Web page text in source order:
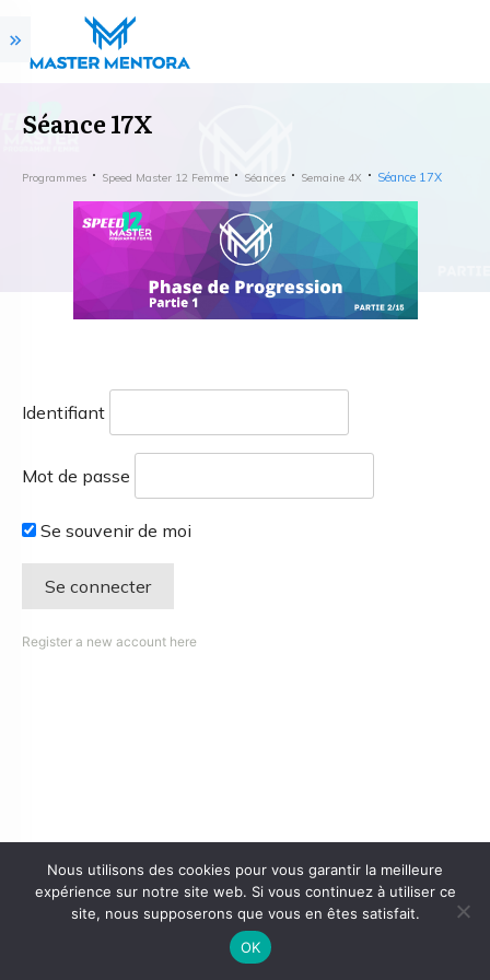
Séance 17X
Programmes Speed Master 12 Femme Séances Semaine 4X Séance 17X
Identifiant
Mot de passe
Se souvenir de moi
Register a new account here
Nous utilisons des cookies pour vous garantir la meilleure
expérience sur notre site web. Si vous continuez à utiliser ce
site, nous supposerons que vous en êtes satisfait.
OK